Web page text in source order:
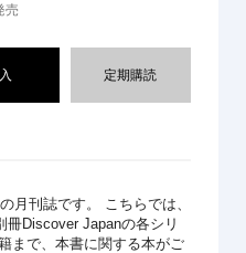
売
定期購読
月刊誌です。 こちらでは、
Discover Japanの各シリ
まで、本書に関する本がご